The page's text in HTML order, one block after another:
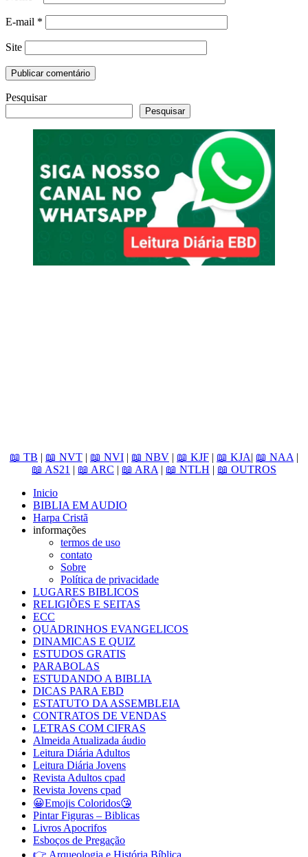
E-mail *
Site
Pesquisar
Pesquisar
📖 TB | 📖 NVT | 📖 NVI | 📖 NBV | 📖 KJF | 📖 KJA| 📖 NAA |
📖 AS21 | 📖 ARC | 📖 ARA | 📖 NTLH | 📖 OUTROS
Inicio
BIBLIA EM AUDIO
Harpa Cristã
informações
termos de uso
contato
Sobre
Política de privacidade
LUGARES BIBLICOS
RELIGIÕES E SEITAS
ECC
QUADRINHOS EVANGELICOS
DINAMICAS E QUIZ
ESTUDOS GRATIS
PARABOLAS
ESTUDANDO A BIBLIA
DICAS PARA EBD
ESTATUTO DA ASSEMBLEIA
CONTRATOS DE VENDAS
LETRAS COM CIFRAS
Almeida Atualizada áudio
Leitura Diária Adultos
Leitura Diária Jovens
Revista Adultos cpad
Revista Jovens cpad
😀Emojis Coloridos😘
Pintar Figuras – Biblicas
Livros Apocrifos
Esboços de Pregação
👉 Arqueologia e História Bíblica